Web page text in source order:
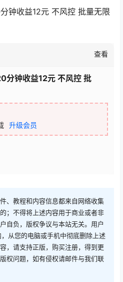
钟收益12元 不风控 批量无限
查看
分钟收益12元 不风控 批
升级会员
、教程和内容信息都来自网络收集
；不得将上述内容用于商业或者非
自负，版权争议与本站无关。用户
从您的电脑或手机中彻底删除上述
，请支持正版，购买注册，得到更
权问题，如有侵权请邮件与我们联